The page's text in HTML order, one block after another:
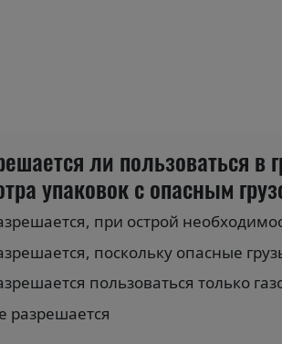
ли пользоваться в
упаковок с опасным
при острой
поскольку опасные
пользоваться только
разрешается